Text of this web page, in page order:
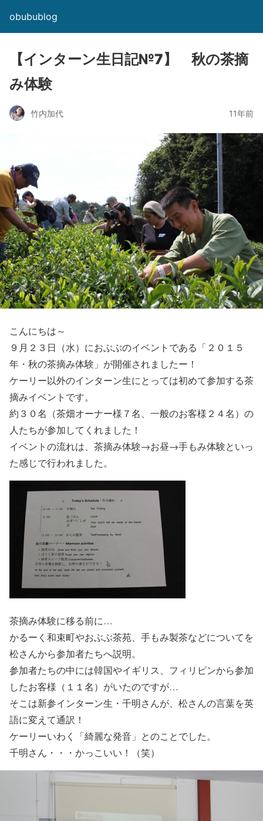
obubublog
【インターン生日記№7】 秋の茶摘
み体験
竹内加代 11年前
こんにちは～
９月２３日（水）におぶぶのイベントである「２０１５
年・秋の茶摘み体験」が開催されましたー！
ケーリー以外のインターン生にとっては初めて参加する茶
摘みイベントです。
約３０名（茶畑オーナー様７名、一般のお客様２４名）の
人たちが参加してくれました！
イベントの流れは、茶摘み体験→お昼→手もみ体験といっ
た感じで行われました。
茶摘み体験に移る前に…
かるーく和束町やおぶぶ茶苑、手もみ製茶などについてを
松さんから参加者たちへ説明。
参加者たちの中には韓国やイギリス、フィリピンから参加
したお客様（１１名）がいたのですが…
そこは新参インターン生・千明さんが、松さんの言葉を英
語に変えて通訳！
ケーリーいわく「綺麗な発音」とのことでした。
千明さん・・・かっこいい！（笑）